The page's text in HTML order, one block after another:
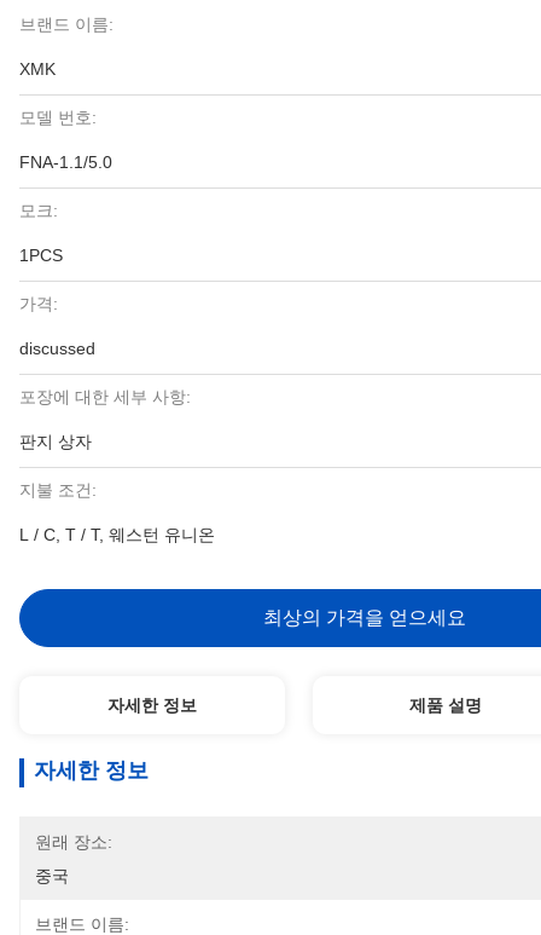
브랜드 이름:
XMK
모델 번호:
FNA-1.1/5.0
모크:
1PCS
가격:
discussed
포장에 대한 세부 사항:
판지 상자
지불 조건:
L / C, T / T, 웨스턴 유니온
최상의 가격을 얻으세요
자세한 정보 제품 설명
자세한 정보
원래 장소:
중국
브랜드 이름: